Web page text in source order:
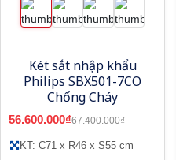
Két sắt nhập khẩu
Philips SBX501-7CO
Chống Cháy
56.600.000₫67.400.000₫
KT: C71 x R46 x S55 cm